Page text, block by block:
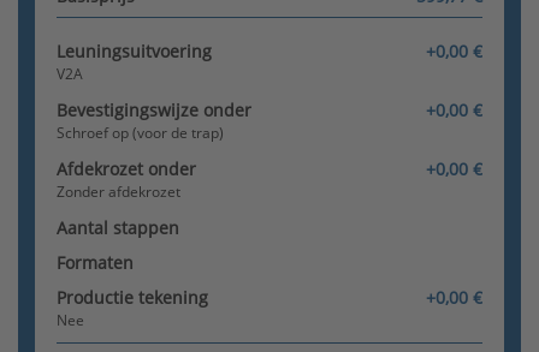
In beton gegoten (voor de
Leuningsuitvoering +0,00 €
V2A
Bevestigingswijze onder +0,00 €
Schroef op (voor de trap)
Afdekrozet onder +0,00 €
Zonder afdekrozet
Aantal stappen
Formaten
Productie tekening
+0,00 €
Nee